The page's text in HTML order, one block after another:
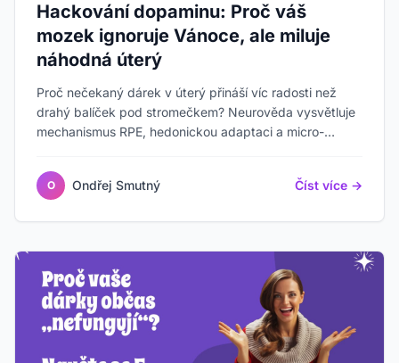
Hackování dopaminu: Proč váš
mozek ignoruje Vánoce, ale miluje
náhodná úterý
Proč nečekaný dárek v úterý přináší víc radosti než
drahý balíček pod stromečkem? Neurověda vysvětluje
mechanismus RPE, hedonickou adaptaci a micro-
O Ondřej Smutný Číst více →